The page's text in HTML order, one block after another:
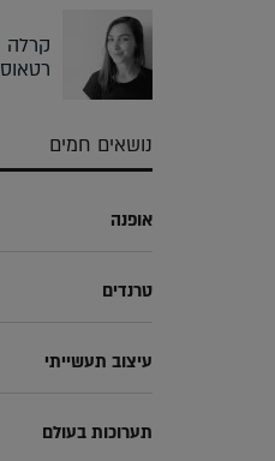
קרלה
רטאוס
נושאים חמים
אופנה
טרנדים
עיצוב תעשייתי
תערוכות בעולם